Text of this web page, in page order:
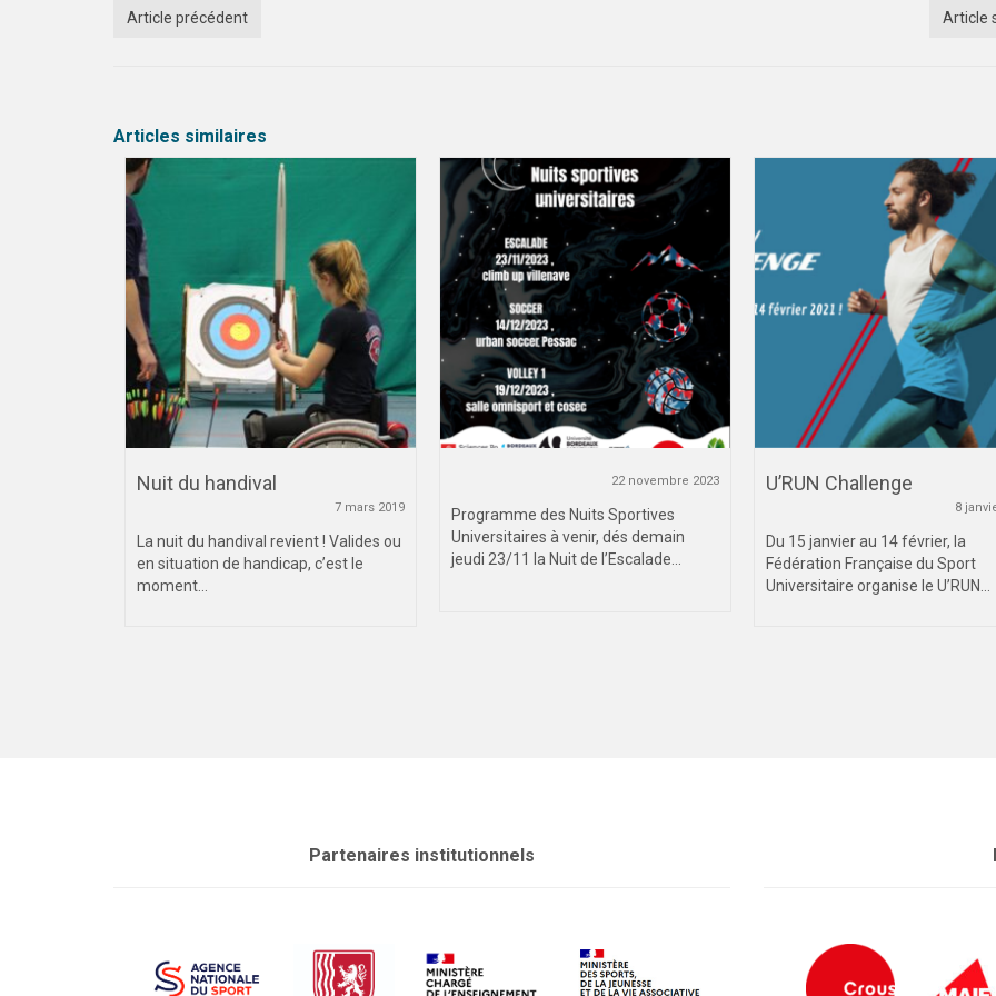
Article précédent Article
Articles similaires
Nuit du handival
7 mars 2019
La nuit du handival revient ! Valides ou
en situation de handicap, c’est le
moment...
22 novembre 2023
Programme des Nuits Sportives
Universitaires à venir, dés demain
jeudi 23/11 la Nuit de l’Escalade...
U’RUN Challenge
8
Du 15 janvier au 14 février, la
Fédération Française du Sport
Universitaire organise le U’RUN...
Partenaires institutionnels